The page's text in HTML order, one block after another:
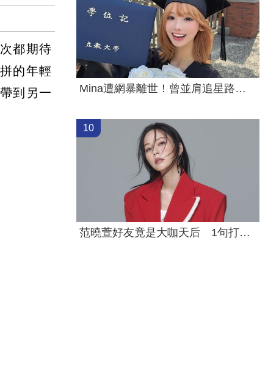
都期待
的年輕
到另一
Mina遭網暴離世！曾並肩追星路人淚憶暖舉
10
范曉萱好友竟是大咖天后 1句打動孫淑媚